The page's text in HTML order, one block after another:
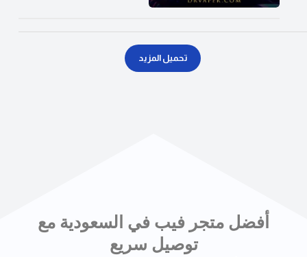
تحميل المزيد
أفضل متجر فيب في السعودية مع
توصيل سريع